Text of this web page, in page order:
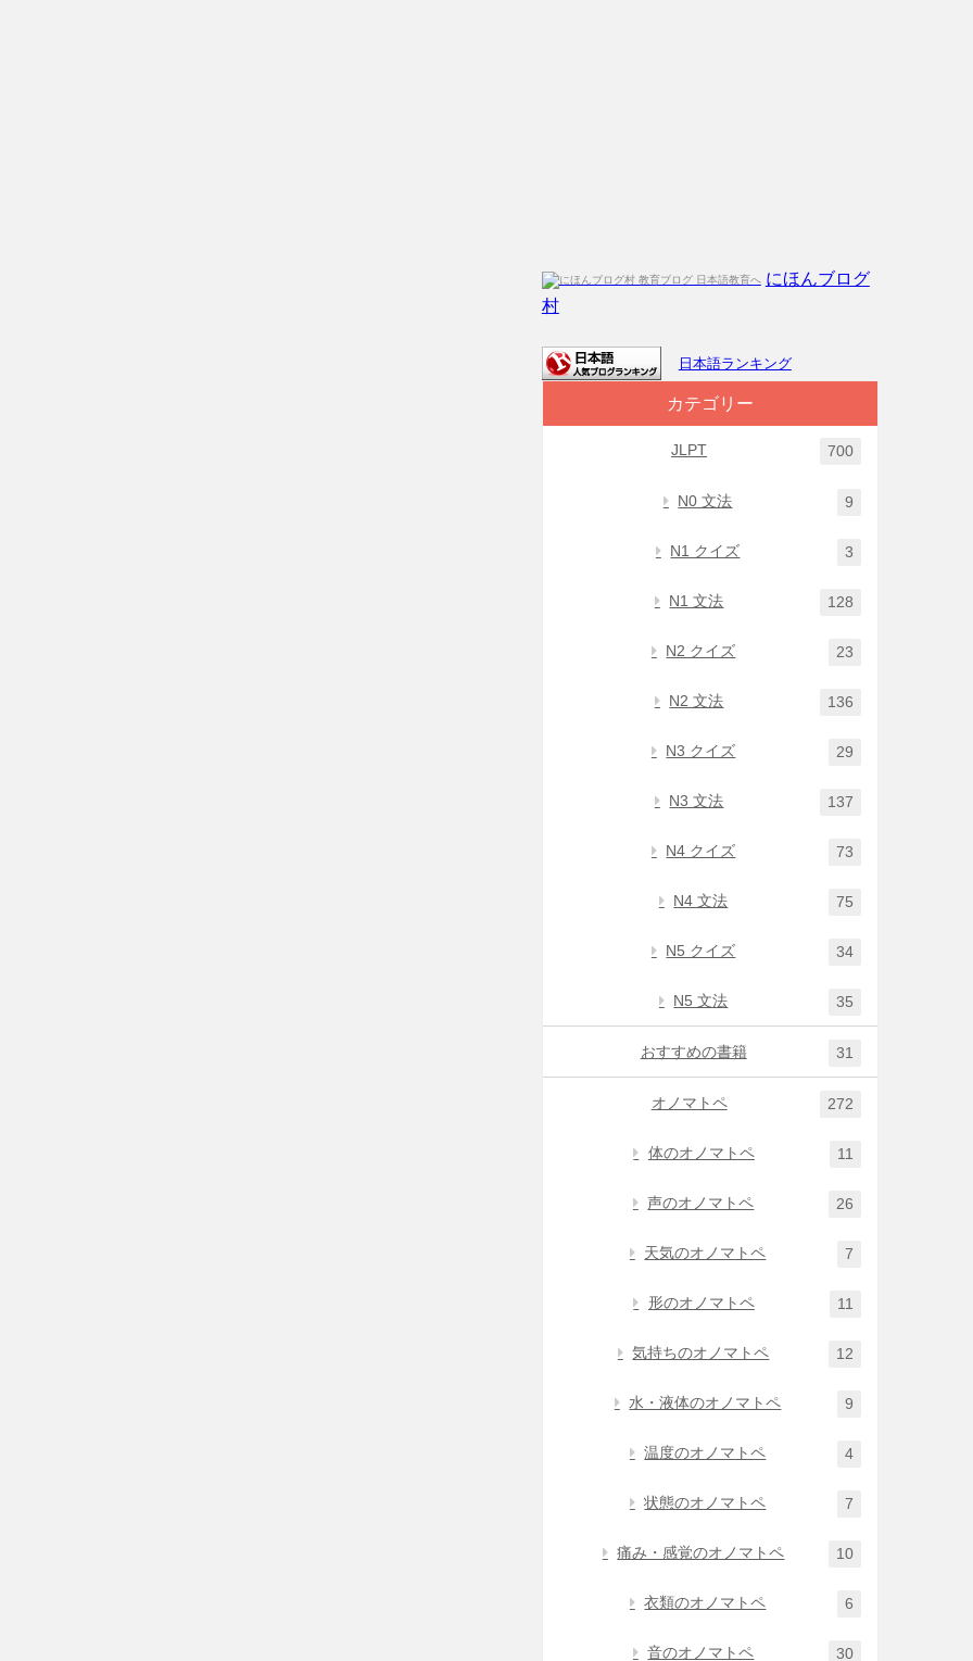
にほんブログ
村
日本語ランキング
カテゴリー
JLPT 700
N0 文法 9
N1 クイズ 3
N1 文法 128
N2 クイズ 23
N2 文法 136
N3 クイズ 29
N3 文法 137
N4 クイズ 73
N4 文法 75
N5 クイズ 34
N5 文法 35
おすすめの書籍 31
オノマトペ 272
体のオノマトペ 11
声のオノマトペ 26
天気のオノマトペ 7
形のオノマトペ 11
気持ちのオノマトペ 12
水・液体のオノマトペ 9
温度のオノマトペ 4
状態のオノマトペ 7
痛み・感覚のオノマトペ 10
衣類のオノマトペ 6
音のオノマトペ 30